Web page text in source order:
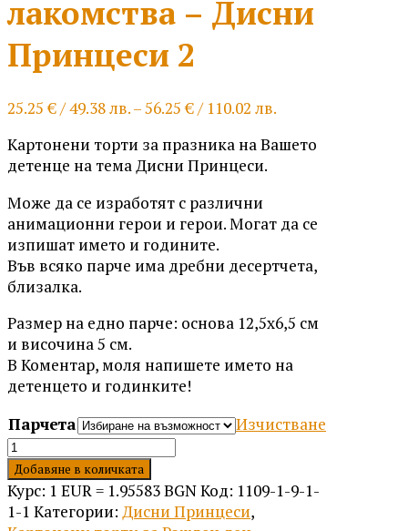
лакомства – Дисни
Принцеси 2
25.25€/ 49.38 лв.–56.25€/ 110.02 лв.
25.25 €
56.25 €
110.02 лв.
Картонени торти за празника на Вашето
детенце на тема Дисни Принцеси.
Може да се изработят с различни
анимационни герои и герои. Могат да се
изпишат името и годините.
Във всяко парче има дребни десертчета,
близалка.
Размер на едно парче: основа 12,5х6,5 см
и височина 5 см.
В Коментар, моля напишете името на
детенцето и годинките!
Парчета
Изчистване
количество
за
Картонена
торта
Добавяне в количката
Курс: 1 EUR = 1.95583 BGNКод: 1109-1-9-1-
1-1 Категории: Дисни Принцеси,